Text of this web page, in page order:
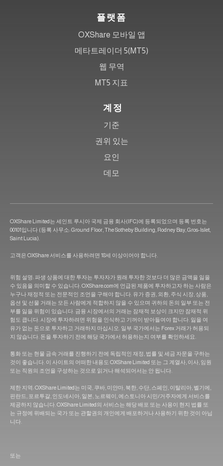
플랫폼
OXShare 모바일 앱
메타트레이더 5(MT5)
웹 무역
MT5 지표
계정
기준
권위 있는
요인
데모
OXShare Limited는 세인트 루시아 국제 금융 회사(IFC)에 등록되었으며 등록 번호는
00101입니다 (등록 사무소: Ground Floor, The Sotheby Building, Rodney Bay, Gros-Islet,
Saint Lucia).
고객은 OXShare 서비스를 사용하려면 18세 이상이어야 합니다.
위험 설명: 파생 상품에 대한 투자는 투자자가 원래 투자한 것보다 더 많은 금액을 잃을
수 있음을 의미할 수 있습니다. OXShare.com에 언급된 제품에 투자하고자 하는 사람은
누구나 재정적 또는 전문적인 조언을 구해야 합니다. 유가 증권, 외환, 주식 시장, 상품,
옵션 및 선물 거래는 모든 사람에게 적합하지 않을 수 있으며 귀하의 돈의 일부 또는 전
부를 잃을 위험이 있습니다. 금융 시장에서의 거래는 잠재적 보상이 크지만 잠재적 위
험도 큽니다. 시장에 투자하려면 위험을 인식하고 기꺼이 받아들여야 합니다. 잃을 여
유가 없는 돈으로 투자하고 거래하지 마십시오. 일부 국가에서는 Forex 거래가 허용되
지 않습니다. 돈을 투자하기 전에 해당 국가에서 허용하는지 여부를 확인하세요.
통화 또는 현물 금속 거래를 진행하기 전에 독립적인 재정, 법률 및 세금 자문을 구하는
것이 좋습니다. 이 사이트의 어떠한 내용도 OXShare Limited 또는 그 계열사, 이사, 임원
또는 직원의 조언을 구성하는 것으로 읽거나 해석되어서는 안 됩니다.
제한 지역: OXShare Limited는 미국, 쿠바, 미얀마, 북한, 수단, 스페인, 이탈리아, 벨기에,
핀란드, 포르투갈, 인도네시아, 일본, 노르웨이, 에스토니아 시민/거주자에게 서비스를
제공하지 않습니다. OXShare Limited의 서비스는 해당 배포 또는 사용이 현지 법률 또
는 규정에 위배되는 국가 또는 관할권의 개인에게 배포하거나 사용하기 위한 것이 아닙
니다.
또는